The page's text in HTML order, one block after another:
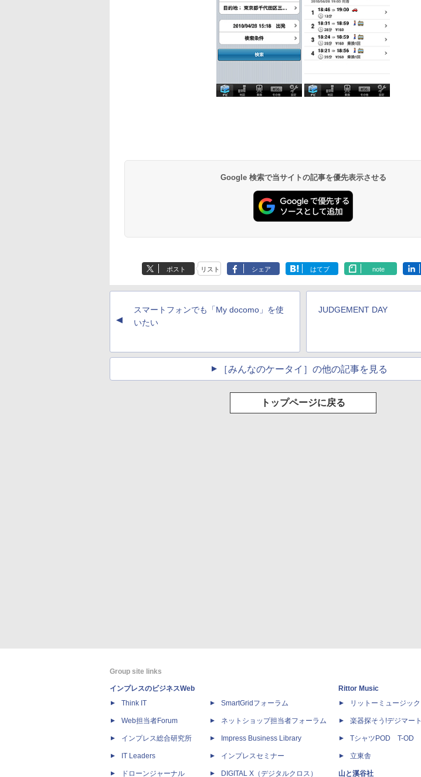
Google 検索で当サイトの記事を優先表示させる
ポスト リスト シェア はてブ note
▲
スマートフォンでも「My docomo」を使
いたい
JUDGEMENT DAY
［みんなのケータイ］の他の記事を見る
トップページに戻る
Group site links
インプレスのビジネスWeb
Think IT
Web担当者Forum
インプレス総合研究所
IT Leaders
ドローンジャーナル
SmartGridフォーラム
ネットショップ担当者フォーラム
Impress Business Library
インプレスセミナー
DIGITAL X（デジタルクロス）
Rittor Music
リットーミュージック
楽器探そう!デジマート
TシャツPOD T-OD
立東舎
山と溪谷社